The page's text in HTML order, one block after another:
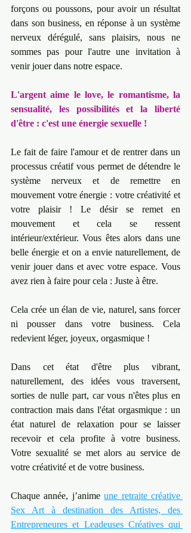
forçons ou poussons, pour avoir un résultat
dans son business, en réponse à un système
nerveux dérégulé, sans plaisirs, nous ne
sommes pas pour l'autre une invitation à
venir jouer dans notre espace.
L'argent aime le love, le romantisme, la
sensualité, les possibilités et la liberté
d'être : c'est une énergie sexuelle !
Le fait de faire l'amour et de rentrer dans un
processus créatif vous permet de détendre le
système nerveux et de remettre en
mouvement votre énergie : votre créativité et
votre plaisir ! Le désir se remet en
mouvement et cela se ressent
intérieur/extérieur. Vous êtes alors dans une
belle énergie et on a envie naturellement, de
venir jouer dans et avec votre espace. Vous
avez rien à faire pour cela : Juste à être.
Cela crée un élan de vie, naturel, sans forcer
ni pousser dans votre business. Cela
redevient léger, joyeux, orgasmique !
Dans cet état d'être plus vibrant,
naturellement, des idées vous traversent,
sorties de nulle part, car vous n'êtes plus en
contraction mais dans l'état orgasmique : un
état naturel de relaxation pour se laisser
recevoir et cela profite à votre business.
Votre sexualité se met alors au service de
votre créativité et de votre business.
Chaque année, j’anime une retraite créative
Sex Art à destination des Artistes, des
Entrepreneures et Leadeuses Créatives qui